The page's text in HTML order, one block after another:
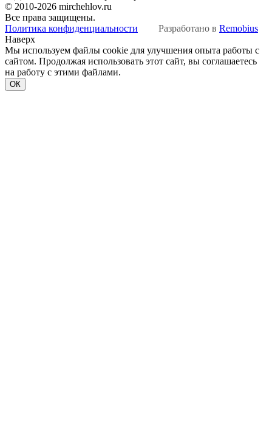
© 2010-2026 mirchehlov.ru
Все права защищены.
Политика конфиденциальности
Разработано в Remobius
Наверх
Мы используем файлы cookie для улучшения опыта работы с
сайтом. Продолжая использовать этот сайт, вы соглашаетесь
на работу с этими файлами.
ОК